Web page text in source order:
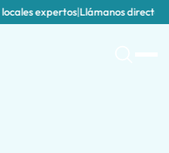
expertos|Llámanos